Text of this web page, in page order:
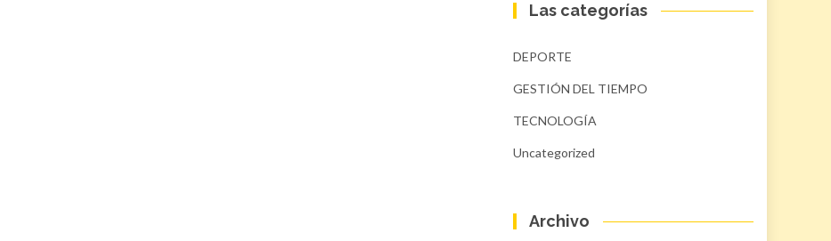
Las categorías
DEPORTE
GESTIÓN DEL TIEMPO
TECNOLOGÍA
Uncategorized
Archivo